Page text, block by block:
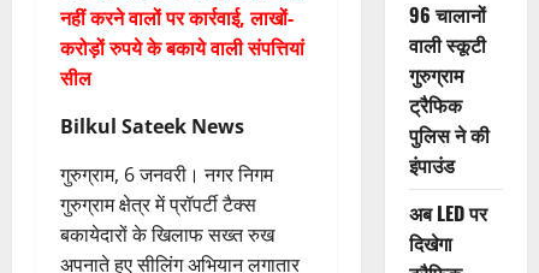
नहीं करने वालों पर कार्रवाई, लाखों-
करोड़ों रुपये के बकाये वाली संपत्तियां
सील
Bilkul Sateek News
गुरुग्राम, 6 जनवरी। नगर निगम
गुरुग्राम क्षेत्र में प्रॉपर्टी टैक्स
बकायेदारों के खिलाफ सख्त रुख
अपनाते हुए सीलिंग अभियान लगातार
96 चालानों
वाली स्कूटी
गुरुग्राम
ट्रैफिक
पुलिस ने की
इंपाउंड
अब LED पर
दिखेगा